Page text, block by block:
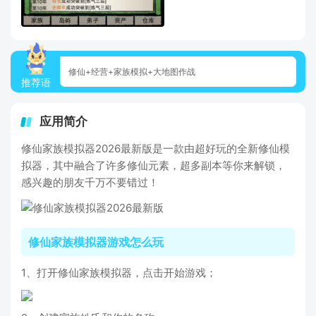
推荐语
修仙+经营+家族模拟+大地图作战
应用简介
修仙家族模拟器2026最新版是一款由超好玩的全新修仙模
拟器，其中融合了许多修仙元素，超多副本等你来解锁，
感兴趣的朋友千万不要错过！
修仙家族模拟器游戏怎么玩
1、打开修仙家族模拟器，点击开始游戏；